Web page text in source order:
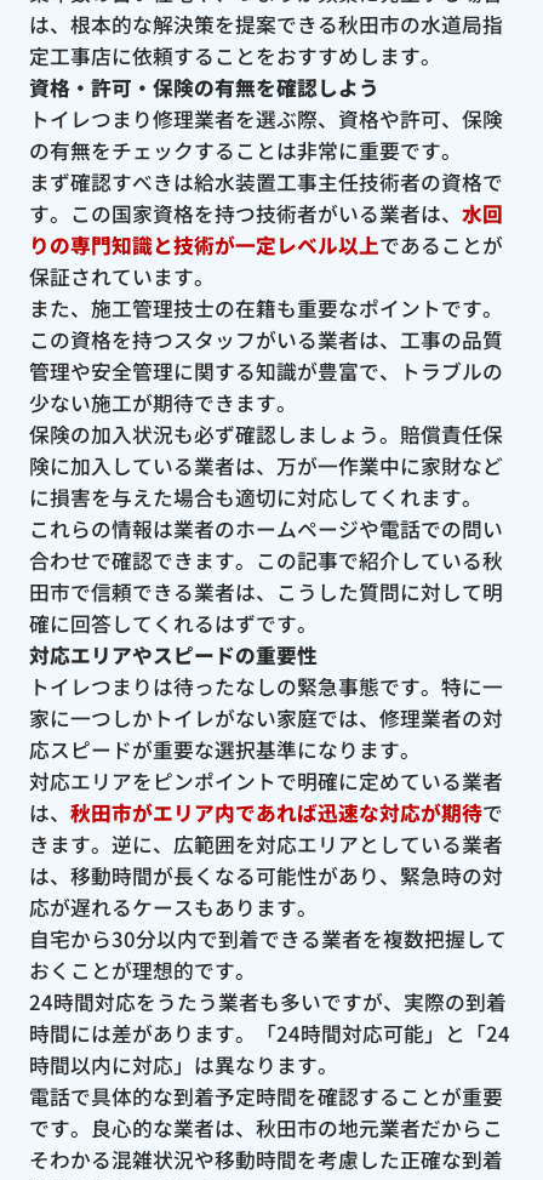
は、根本的な解決策を提案できる秋田市の水道局指
定工事店に依頼することをおすすめします。
資格・許可・保険の有無を確認しよう
トイレつまり修理業者を選ぶ際、資格や許可、保険
の有無をチェックすることは非常に重要です。
まず確認すべきは給水装置工事主任技術者の資格で
す。この国家資格を持つ技術者がいる業者は、 水回
りの専門知識と技術が一定レベル以上であることが
保証されています。
また、施工管理技士の在籍も重要なポイントです。
この資格を持つスタッフがいる業者は、工事の品質
管理や安全管理に関する知識が豊富で、トラブルの
少ない施工が期待できます。
保険の加入状況も必ず確認しましょう。賠償責任保
険に加入している業者は、万が一作業中に家財など
に損害を与えた場合も適切に対応してくれます。
これらの情報は業者のホームページや電話での問い
合わせで確認できます。この記事で紹介している秋
田市で信頼できる業者は、こうした質問に対して明
確に回答してくれるはずです。
対応エリアやスピードの重要性
トイレつまりは待ったなしの緊急事態です。特に一
家に一つしかトイレがない家庭では、修理業者の対
応スピードが重要な選択基準になります。
対応エリアをピンポイントで明確に定めている業者
は、 秋田市がエリア内であれば迅速な対応が期待で
きます。逆に、広範囲を対応エリアとしている業者
は、移動時間が長くなる可能性があり、緊急時の対
応が遅れるケースもあります。
自宅から30分以内で到着できる業者を複数把握して
おくことが理想的です。
24時間対応をうたう業者も多いですが、実際の到着
時間には差があります。「24時間対応可能」と「24
時間以内に対応」は異なります。
電話で具体的な到着予定時間を確認することが重要
です。良心的な業者は、秋田市の地元業者だからこ
そわかる混雑状況や移動時間を考慮した正確な到着